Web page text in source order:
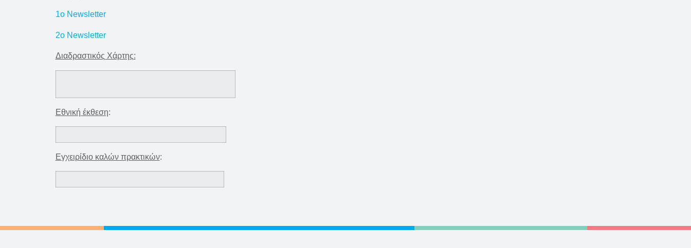
1ο Newsletter
2o Newsletter
Διαδραστικός Χάρτης:
Εθνική έκθεση:
Εγχειρίδιο καλών πρακτικών: